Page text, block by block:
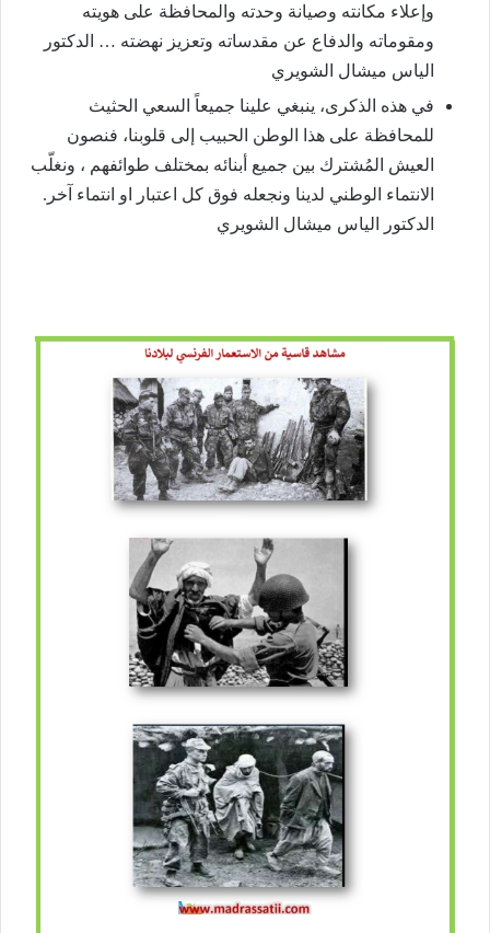
وإعلاء مكانته وصيانة وحدته والمحافظة على هويته
ومقوماته والدفاع عن مقدساته وتعزيز نهضته … الدكتور
الياس ميشال الشويري
في هذه الذكرى، ينبغي علينا جميعاً السعي الحثيث
للمحافظة على هذا الوطن الحبيب إلى قلوبنا، فنصون
العيش المُشترك بين جميع أبنائه بمختلف طوائفهم ، ونغلّب
الانتماء الوطني لدينا ونجعله فوق كل اعتبار او انتماء آخر.
الدكتور الياس ميشال الشويري